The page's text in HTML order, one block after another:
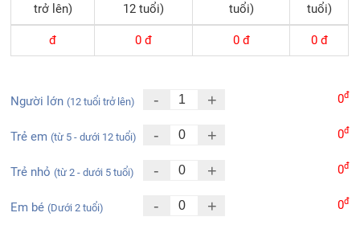
trở lên)
12 tuổi)
tuổi)
tuổi)
đ 0 đ 0đ 0đ
Người lớn(12 tuổi trở lên) - + 0đ
Trẻ em(từ 5 - dưới 12 tuổi) - + 0đ
Trẻ nhỏ(từ 2 - dưới 5 tuổi) - + 0đ
Em bé(Dưới 2 tuổi) - + 0đ